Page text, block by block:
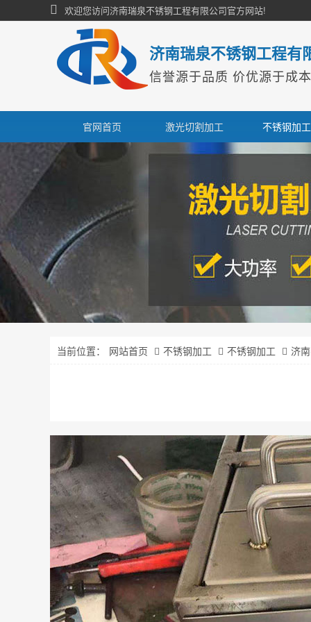
欢迎您访问济南瑞泉不锈钢工程有限公司官方网站!
济南瑞泉不锈钢工程有
信誉源于品质 价优源于成
官网首页 激光切割加工 不锈钢加工
当前位置： 网站首页 不锈钢加工 不锈钢加工 济